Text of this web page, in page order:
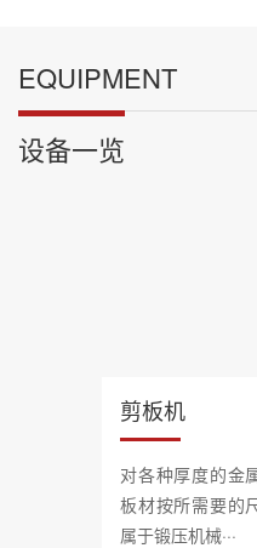
EQUIPMENT
设备一览
剪板机
对各种厚度的金
板材按所需要的
属于锻压机械···